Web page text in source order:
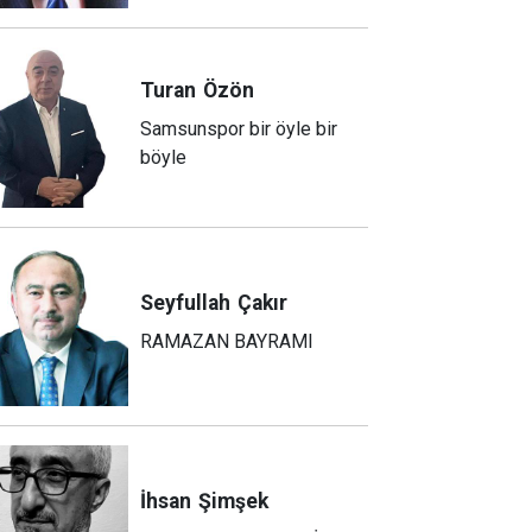
Turan Özön
Samsunspor bir öyle bir
böyle
Seyfullah Çakır
RAMAZAN BAYRAMI
İhsan Şimşek